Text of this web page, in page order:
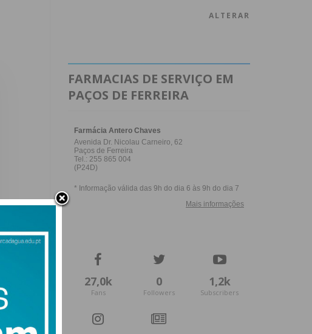
ALTERAR
FARMACIAS DE SERVIÇO EM
PAÇOS DE FERREIRA
27,0k
Fans
0
Followers
1,2k
Subscribers